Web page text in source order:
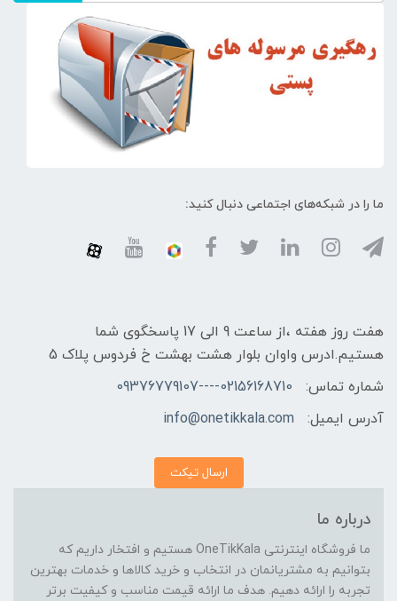
ما را در شبکه‌های اجتماعی دنبال کنید:
هفت روز هفته ،از ساعت 9 الی 17 پاسخگوی شما
هستیم.ادرس واوان بلوار هشت بهشت خ فردوس پلاک 5
شماره تماس:
02156168710----09376779107
آدرس ایمیل:
info@onetikkala.com
ارسال تیکت
درباره ما
ما فروشگاه اینترنتی OneTikKala هستیم و افتخار داریم که
بتوانیم به مشتریانمان در انتخاب و خرید کالاها و خدمات بهترین
تجربه را ارائه دهیم. هدف ما ارائه قیمت مناسب و کیفیت برتر